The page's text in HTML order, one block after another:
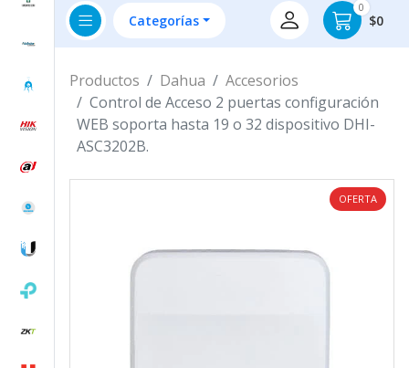
Categorías
0
$0
Productos Dahua
Accesorios
Control de Acceso 2 puertas configuración
WEB soporta hasta 19 o 32 dispositivo DHI-
ASC3202B.
OFERTA